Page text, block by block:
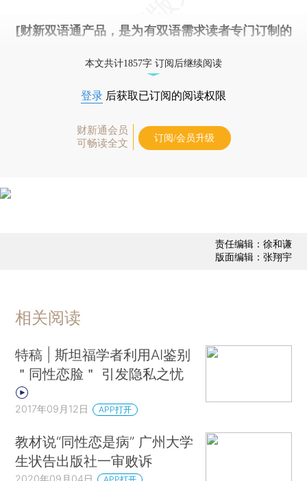
[财新双语通产品，是为有双语需求读者专门订制的
本文共计1857字 订阅后继续阅读
登录 后获取已订阅的阅读权限
财新通会员
可畅读全文
订阅/会员升级
责任编辑：徐和谦
版面编辑：张翔宇
相关阅读
特稿 | 斯坦福学者利用AI鉴别
＂同性恋脸＂ 引发隐私之忧
2017年09月12日 APP打开
教材说“同性恋是病” 广州大学
生状告出版社一审败诉